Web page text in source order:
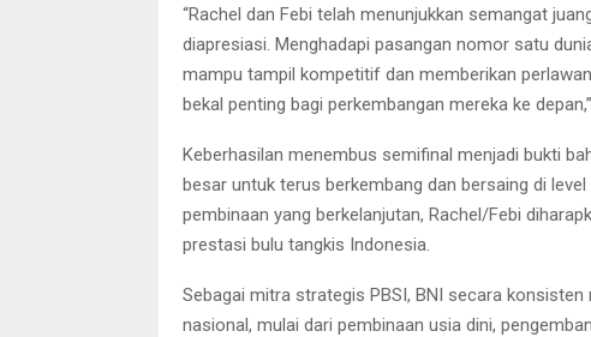
“Rachel dan Febi telah menunjukkan semangat
diapresiasi. Menghadapi pasangan nomor satu
mampu tampil kompetitif dan memberikan
bekal penting bagi perkembangan mereka ke depan,”
Keberhasilan menembus semifinal menjadi bukti
besar untuk terus berkembang dan bersaing di
pembinaan yang berkelanjutan, Rachel/Febi
prestasi bulu tangkis Indonesia.
Sebagai mitra strategis PBSI, BNI secara
nasional, mulai dari pembinaan usia dini,